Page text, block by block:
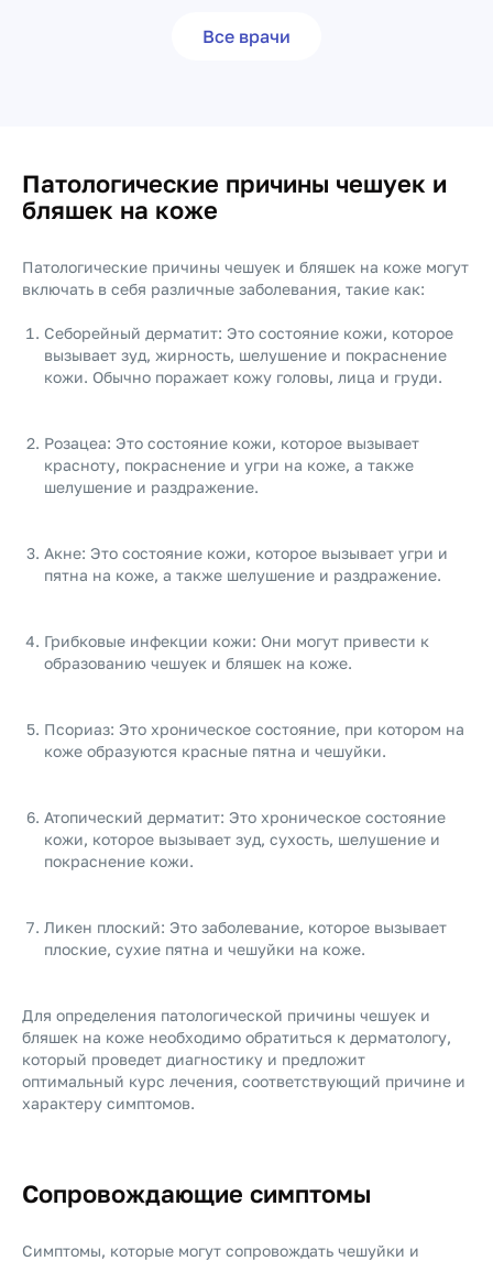
Все врачи
Патологические причины чешуек и
бляшек на коже
Патологические причины чешуек и бляшек на коже могут
включать в себя различные заболевания, такие как:
Себорейный дерматит: Это состояние кожи, которое
вызывает зуд, жирность, шелушение и покраснение
кожи. Обычно поражает кожу головы, лица и груди.
Розацеа: Это состояние кожи, которое вызывает
красноту, покраснение и угри на коже, а также
шелушение и раздражение.
Акне: Это состояние кожи, которое вызывает угри и
пятна на коже, а также шелушение и раздражение.
Грибковые инфекции кожи: Они могут привести к
образованию чешуек и бляшек на коже.
Псориаз: Это хроническое состояние, при котором на
коже образуются красные пятна и чешуйки.
Атопический дерматит: Это хроническое состояние
кожи, которое вызывает зуд, сухость, шелушение и
покраснение кожи.
Ликен плоский: Это заболевание, которое вызывает
плоские, сухие пятна и чешуйки на коже.
Для определения патологической причины чешуек и
бляшек на коже необходимо обратиться к дерматологу,
который проведет диагностику и предложит
оптимальный курс лечения, соответствующий причине и
характеру симптомов.
Сопровождающие симптомы
Симптомы, которые могут сопровождать чешуйки и